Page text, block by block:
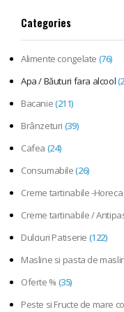
Categories
Alimente congelate (76)
Apa / Băuturi fara alcool
Bacanie(211)
Brânzeturi (39)
Cafea (24)
Consumabile(26)
Creme tartinabile -Horeca
Creme tartinabile /
Dulciuri Patiserie (122)
Masline si pasta de
Oferte % (35)
Peste si Fructe de mare